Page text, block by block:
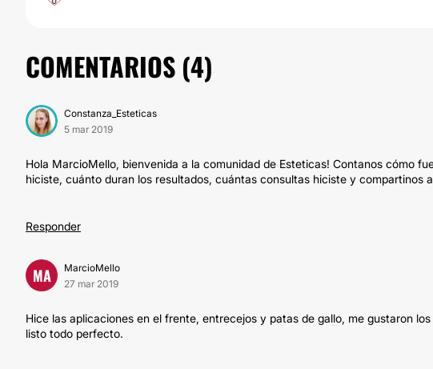
COMENTARIOS (4)
Constanza_Esteticas
5 mar 2019
Hola MarcioMello, bienvenida a la comunidad de Esteticas! Contanos cómo
hiciste, cuánto duran los resultados, cuántas consultas hiciste y compartinos
Responder
MA
MarcioMello
27 mar 2019
Hice las aplicaciones en el frente, entrecejos y patas de gallo, me gustaron
listo todo perfecto.